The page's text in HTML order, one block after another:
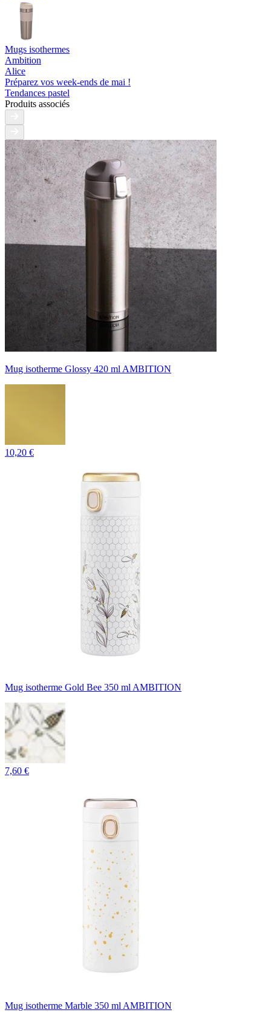
Mugs isothermes
Ambition
Alice
Préparez vos week-ends de mai !
Tendances pastel
Produits associés
Mug isotherme Glossy 420 ml AMBITION
10,20 €
Mug isotherme Gold Bee 350 ml AMBITION
7,60 €
Mug isotherme Marble 350 ml AMBITION